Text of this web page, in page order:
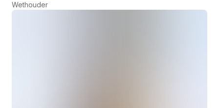
Wethouder